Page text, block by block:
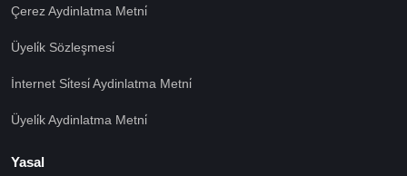
Çerez Aydinlatma Metni̇
Üyeli̇k Sözleşmesi̇
İnternet Si̇tesi̇ Aydinlatma Metni̇
Üyeli̇k Aydinlatma Metni̇
Yasal